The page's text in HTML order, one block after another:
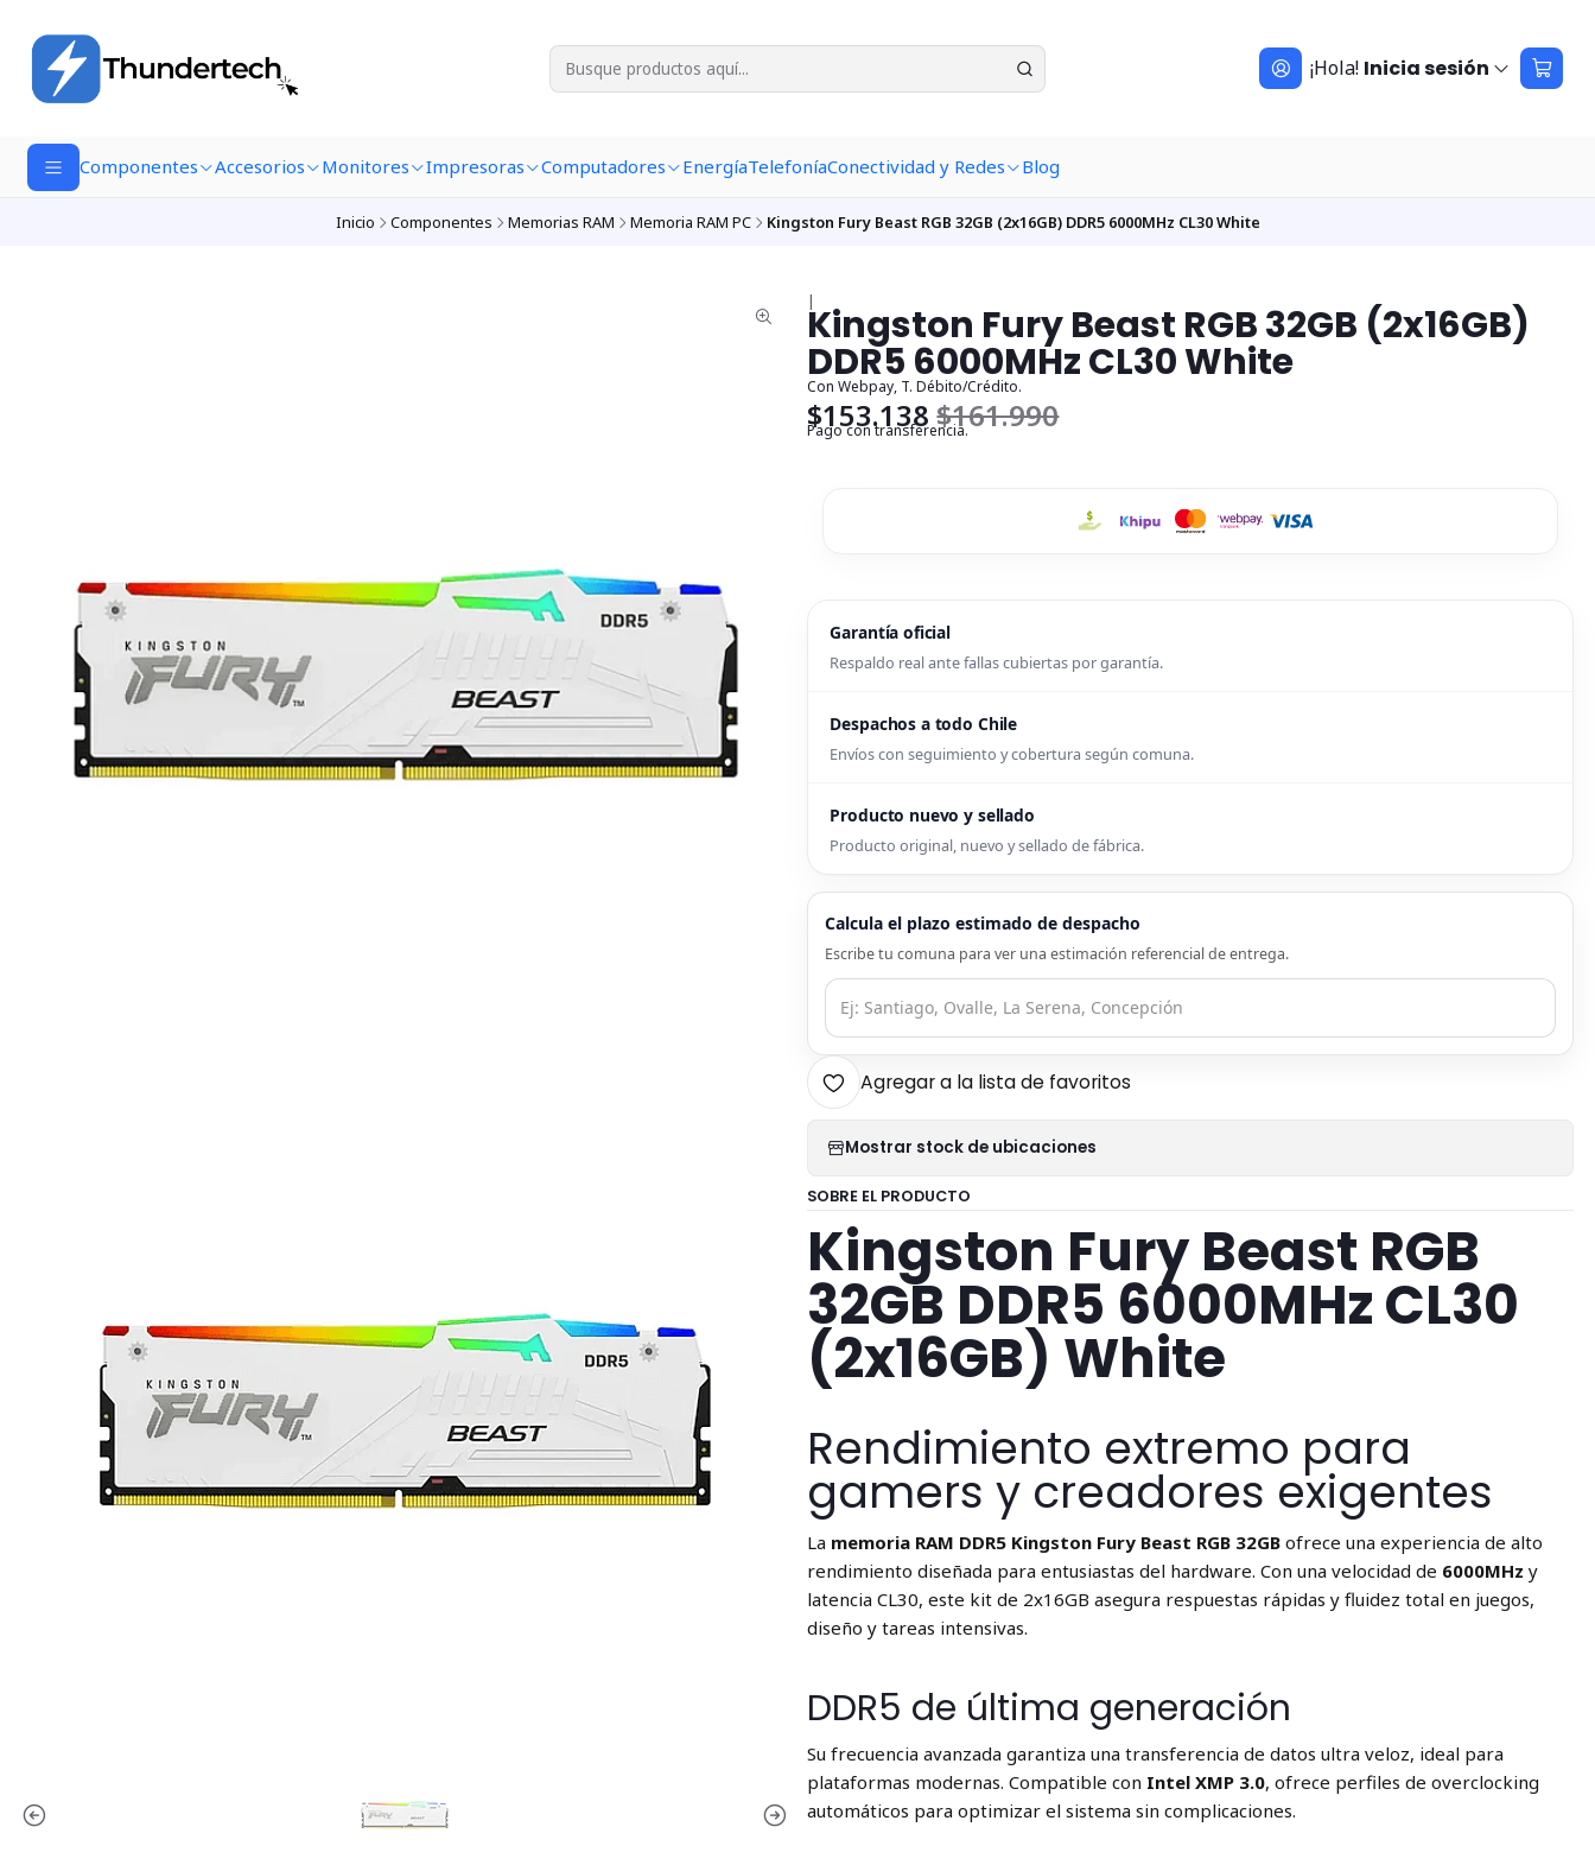
¡Hola! Inicia sesión
Componentes Accesorios Monitores Impresoras Computadores EnergíaTelefoníaConectividad y Redes Blog
Inicio Componentes Memorias RAM Memoria RAM PC Kingston Fury Beast RGB 32GB (2x16GB) DDR5 6000MHz CL30 White
|Kingston Fury Beast RGB 32GB (2x16GB)
DDR5 6000MHz CL30 White
Con Webpay, T. Débito/Crédito.
$153.138$161.990
Pago con transferencia.
Garantía oficial
Respaldo real ante fallas cubiertas por garantía.
Despachos a todo Chile
Envíos con seguimiento y cobertura según comuna.
Producto nuevo y sellado
Producto original, nuevo y sellado de fábrica.
Calcula el plazo estimado de despacho
Escribe tu comuna para ver una estimación referencial de entrega.
Agregar a la lista de favoritos
Mostrar stock de ubicaciones
SOBRE EL PRODUCTO
Kingston Fury Beast RGB
32GB DDR5 6000MHz CL30
(2x16GB) White
Rendimiento extremo para
gamers y creadores exigentes
La memoria RAM DDR5 Kingston Fury Beast RGB 32GB ofrece una experiencia de alto
rendimiento diseñada para entusiastas del hardware. Con una velocidad de 6000MHz y
latencia CL30, este kit de 2x16GB asegura respuestas rápidas y fluidez total en juegos,
diseño y tareas intensivas.
DDR5 de última generación
Su frecuencia avanzada garantiza una transferencia de datos ultra veloz, ideal para
plataformas modernas. Compatible con Intel XMP 3.0, ofrece perfiles de overclocking
automáticos para optimizar el sistema sin complicaciones.